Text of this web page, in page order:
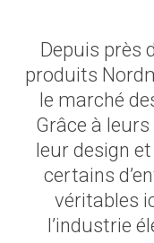
Depuis près
produits
le marché
Grâce à
leur design
certains
véritables
l’industrie